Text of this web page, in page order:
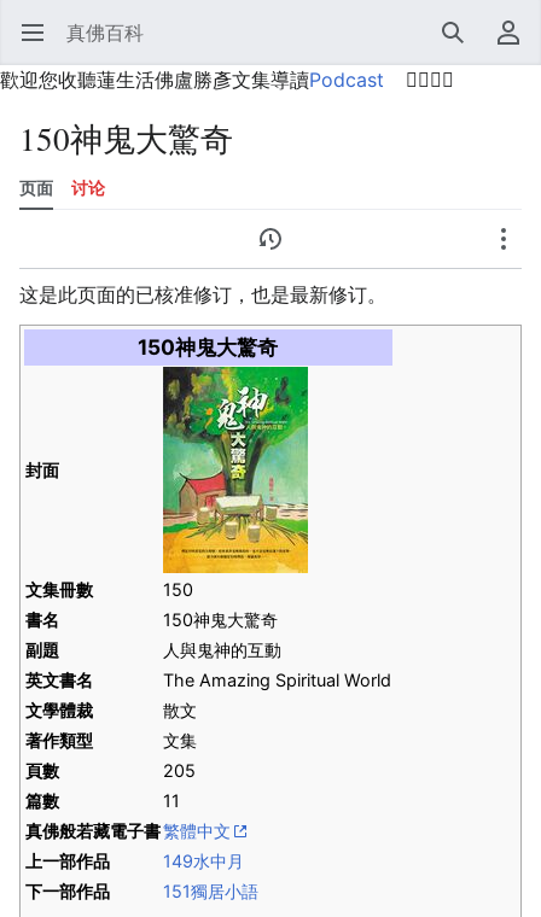
打开主菜单 真佛百科 搜索
用户菜单
歡迎您收聽蓮生活佛盧勝彥文集導讀Podcast 🙋‍♂️🙋‍♀️
150神鬼大驚奇
页面 讨论
历史
这是此页面的已核准修订，也是最新修订。
150神鬼大驚奇
封面
文集冊數
150
書名
150神鬼大驚奇
副題
人與鬼神的互動
英文書名
The Amazing Spiritual World
文學體裁
散文
著作類型
文集
頁數
205
篇數
11
真佛般若藏電子書繁體中文
上一部作品
149水中月
下一部作品
151獨居小語